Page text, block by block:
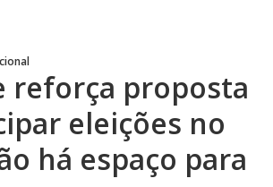
reforça proposta
eleições no
há espaço para